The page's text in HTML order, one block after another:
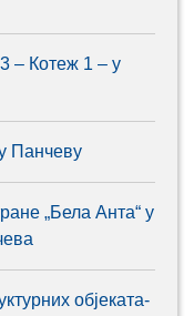
– Котеж 1 – у
Панчеву
„Бела Анта“ у
објеката-